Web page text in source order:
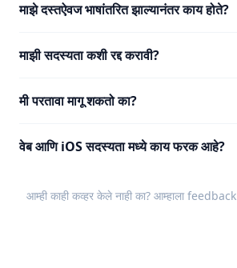
माझे दस्तऐवज भाषांतरित झाल्यानंतर काय होते?
माझी सदस्यता कशी रद्द करावी?
मी परतावा मागू शकतो का?
वेब आणि iOS सदस्यता मध्ये काय फरक आहे?
आम्ही काही कव्हर केले नाही का? आम्हाला feedback